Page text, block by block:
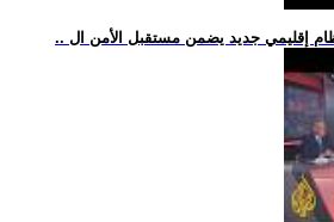
إقليمي جديد يضمن مستقبل الأمن ال